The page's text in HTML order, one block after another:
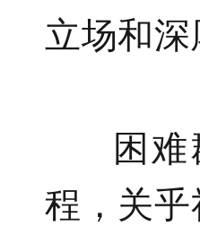
立场和
困难
程，关